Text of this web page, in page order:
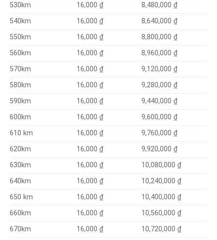
530km
16,000 ₫
8,480,000 ₫
540km
16,000 ₫
8,640,000 ₫
550km
16,000 ₫
8,800,000 ₫
560km
16,000 ₫
8,960,000 ₫
570km
16,000 ₫
9,120,000 ₫
580km
16,000 ₫
9,280,000 ₫
590km
16,000 ₫
9,440,000 ₫
600km
16,000 ₫
9,600,000 ₫
610 km
16,000 ₫
9,760,000 ₫
620km
16,000 ₫
9,920,000 ₫
630km
16,000 ₫
10,080,000 ₫
640km
16,000 ₫
10,240,000 ₫
650 km
16,000 ₫
10,400,000 ₫
660km
16,000 ₫
10,560,000 ₫
670km
16,000 ₫
10,720,000 ₫